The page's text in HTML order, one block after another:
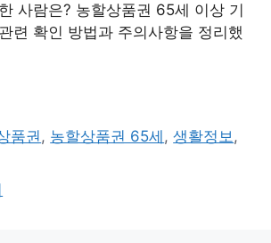
사람은? 농할상품권 65세 이상 기
련 확인 방법과 주의사항을 정리했
품권 , 농할상품권 65세 ,생활정보 ,